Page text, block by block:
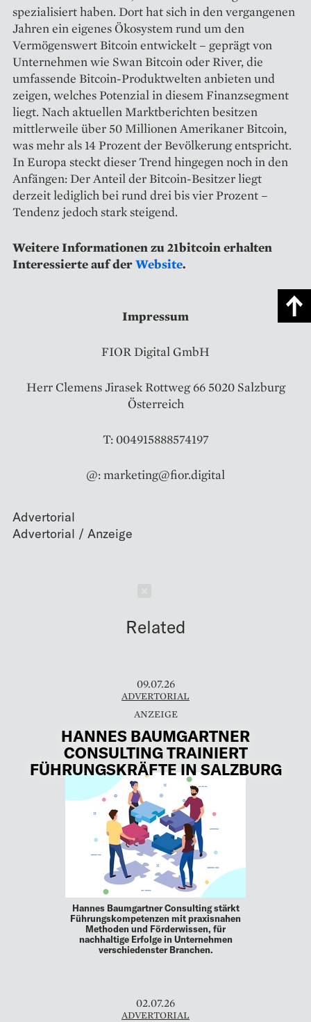
spezialisiert haben. Dort hat sich in den vergangenen
Jahren ein eigenes Ökosystem rund um den
Vermögenswert Bitcoin entwickelt – geprägt von
Unternehmen wie Swan Bitcoin oder River, die
umfassende Bitcoin-Produktwelten anbieten und
zeigen, welches Potenzial in diesem Finanzsegment
liegt. Nach aktuellen Marktberichten besitzen
mittlerweile über 50 Millionen Amerikaner Bitcoin,
was mehr als 14 Prozent der Bevölkerung entspricht.
In Europa steckt dieser Trend hingegen noch in den
Anfängen: Der Anteil der Bitcoin-Besitzer liegt
derzeit lediglich bei rund drei bis vier Prozent –
Tendenz jedoch stark steigend.
Weitere Informationen zu 21bitcoin erhalten
Interessierte auf derWebsite.
Impressum
FIOR Digital GmbH
Herr Clemens Jirasek Rottweg 66 5020 Salzburg
Österreich
T: 004915888574197
@: marketing@fior.digital
Advertorial
Related
09.07.26
ADVERTORIAL
HANNES BAUMGARTNER
CONSULTING TRAINIERT
FÜHRUNGSKRÄFTE IN SALZBURG
Hannes Baumgartner Consulting stärkt
Führungskompetenzen mit praxisnahen
Methoden und Förderwissen, für
nachhaltige Erfolge in Unternehmen
verschiedenster Branchen.
02.07.26
ADVERTORIAL